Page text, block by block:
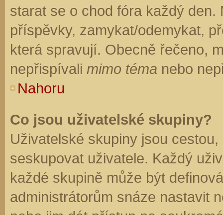
starat se o chod fóra každý
příspěvky, zamykat/odemykat,
která spravují. Obecně řečeno,
nepřispívali mimo téma nebo
Nahoru
Co jsou uživatelské skupiny?
Uživatelské skupiny jsou
seskupovat uživatele. Každý
každé skupině může být
administrátorům snáze nastavit